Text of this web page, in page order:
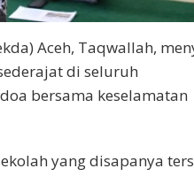
Aceh, Taqwallah,
di seluruh
bersama keselamatan
yang disapanya